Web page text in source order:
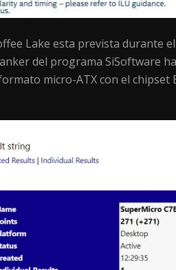
Lake esta prevista
del programa SiSoftware
micro-ATX con el chipset